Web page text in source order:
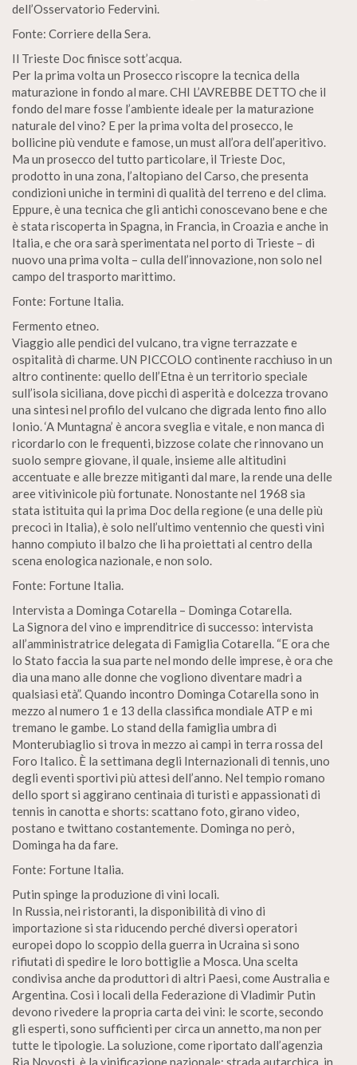
dell’Osservatorio Federvini.
Fonte: Corriere della Sera.
Il Trieste Doc finisce sott’acqua.
Per la prima volta un Prosecco riscopre la tecnica della
maturazione in fondo al mare. CHI L’AVREBBE DETTO che il
fondo del mare fosse l’ambiente ideale per la maturazione
naturale del vino? E per la prima volta del prosecco, le
bollicine più vendute e famose, un must all’ora dell’aperitivo.
Ma un prosecco del tutto particolare, il Trieste Doc,
prodotto in una zona, l’altopiano del Carso, che presenta
condizioni uniche in termini di qualità del terreno e del clima.
Eppure, è una tecnica che gli antichi conoscevano bene e che
è stata riscoperta in Spagna, in Francia, in Croazia e anche in
Italia, e che ora sarà sperimentata nel porto di Trieste – di
nuovo una prima volta – culla dell’innovazione, non solo nel
campo del trasporto marittimo.
Fonte: Fortune Italia.
Fermento etneo.
Viaggio alle pendici del vulcano, tra vigne terrazzate e
ospitalità di charme. UN PICCOLO continente racchiuso in un
altro continente: quello dell’Etna è un territorio speciale
sull’isola siciliana, dove picchi di asperità e dolcezza trovano
una sintesi nel profilo del vulcano che digrada lento fino allo
Ionio. ‘A Muntagna’ è ancora sveglia e vitale, e non manca di
ricordarlo con le frequenti, bizzose colate che rinnovano un
suolo sempre giovane, il quale, insieme alle altitudini
accentuate e alle brezze mitiganti dal mare, la rende una delle
aree vitivinicole più fortunate. Nonostante nel 1968 sia
stata istituita qui la prima Doc della regione (e una delle più
precoci in Italia), è solo nell’ultimo ventennio che questi vini
hanno compiuto il balzo che li ha proiettati al centro della
scena enologica nazionale, e non solo.
Fonte: Fortune Italia.
Intervista a Dominga Cotarella – Dominga Cotarella.
La Signora del vino e imprenditrice di successo: intervista
all’amministratrice delegata di Famiglia Cotarella. “E ora che
lo Stato faccia la sua parte nel mondo delle imprese, è ora che
dia una mano alle donne che vogliono diventare madri a
qualsiasi età”. Quando incontro Dominga Cotarella sono in
mezzo al numero 1 e 13 della classifica mondiale ATP e mi
tremano le gambe. Lo stand della famiglia umbra di
Monterubiaglio si trova in mezzo ai campi in terra rossa del
Foro Italico. È la settimana degli Internazionali di tennis, uno
degli eventi sportivi più attesi dell’anno. Nel tempio romano
dello sport si aggirano centinaia di turisti e appassionati di
tennis in canotta e shorts: scattano foto, girano video,
postano e twittano costantemente. Dominga no però,
Dominga ha da fare.
Fonte: Fortune Italia.
Putin spinge la produzione di vini locali.
In Russia, nei ristoranti, la disponibilità di vino di
importazione si sta riducendo perché diversi operatori
europei dopo lo scoppio della guerra in Ucraina si sono
rifiutati di spedire le loro bottiglie a Mosca. Una scelta
condivisa anche da produttori di altri Paesi, come Australia e
Argentina. Così i locali della Federazione di Vladimir Putin
devono rivedere la propria carta dei vini: le scorte, secondo
gli esperti, sono sufficienti per circa un annetto, ma non per
tutte le tipologie. La soluzione, come riportato dall’agenzia
Ria Novosti, è la vinificazione nazionale: strada autarchica, in